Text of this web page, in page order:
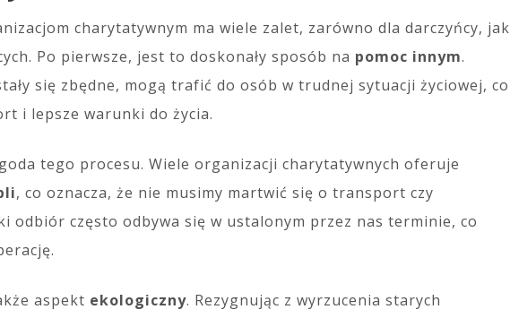
charytatywnym ma wiele zalet, zarówno dla darczyńcy, jak
Po pierwsze, jest to doskonały sposób na pomoc innym.
się zbędne, mogą trafić do osób w trudnej sytuacji życiowej, co
i lepsze warunki do życia.
tego procesu. Wiele organizacji charytatywnych oferuje
, co oznacza, że nie musimy martwić się o transport czy
odbiór często odbywa się w ustalonym przez nas terminie, co
aspekt ekologiczny. Rezygnując z wyrzucenia starych